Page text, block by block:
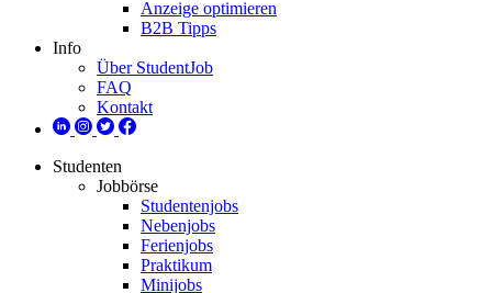
Anzeige optimieren
B2B Tipps
Info
Über StudentJob
FAQ
Kontakt
Studenten
Jobbörse
Studentenjobs
Nebenjobs
Ferienjobs
Praktikum
Minijobs